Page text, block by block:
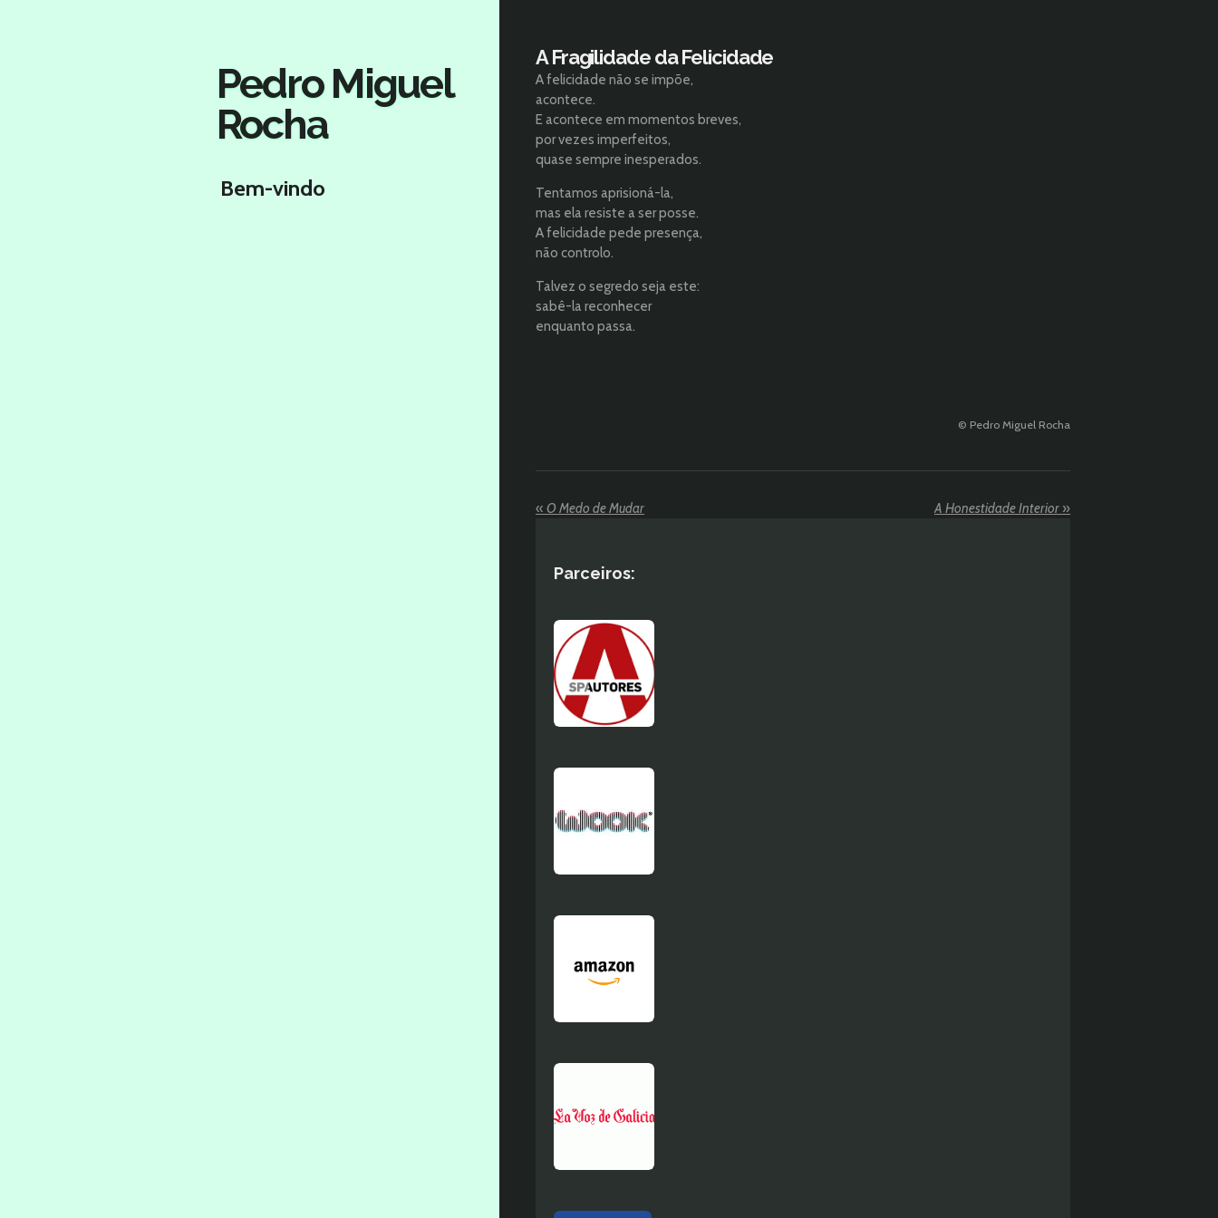
A Fragilidade da Felicidade
A felicidade não se impõe,
acontece.
E acontece em momentos breves,
por vezes imperfeitos,
quase sempre inesperados.
Tentamos aprisioná-la,
mas ela resiste a ser posse.
A felicidade pede presença,
não controlo.
Talvez o segredo seja este:
sabê-la reconhecer
enquanto passa.
© Pedro Miguel Rocha
«O Medo de Mudar A Honestidade Interior »
Parceiros:
Pedro Miguel
Rocha
Bem-vindo